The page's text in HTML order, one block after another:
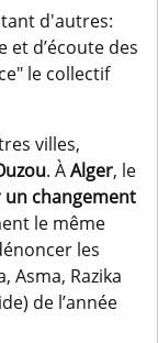
d'autres:
et d’écoute des
le collectif
villes,
. ÀAlger, le
un changement
le même
les
Asma, Razika
de l’année